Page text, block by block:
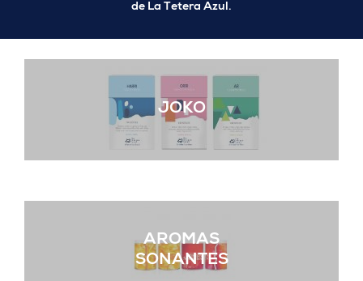
de La Tetera Azul.
JOKO
AROMAS
SONANTES